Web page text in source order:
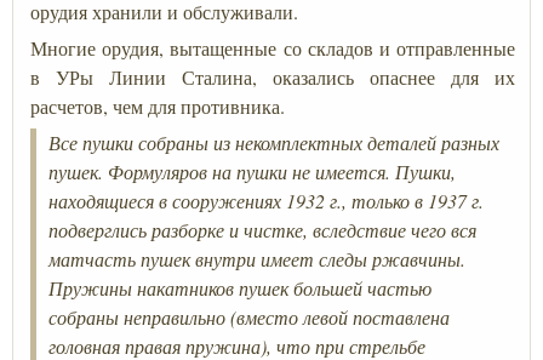
орудия хранили и обслуживали.
Многие орудия, вытащенные со складов и отправленные
в УРы Линии Сталина, оказались опаснее для их
расчетов, чем для противника.
Все пушки собраны из некомплектных деталей разных
пушек. Формуляров на пушки не имеется. Пушки,
находящиеся в сооружениях 1932 г., только в 1937 г.
подверглись разборке и чистке, вследствие чего вся
матчасть пушек внутри имеет следы ржавчины.
Пружины накатников пушек большей частью
собраны неправильно (вместо левой поставлена
головная правая пружина), что при стрельбе